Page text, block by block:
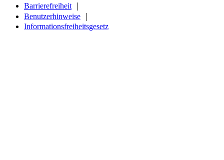
Barrierefreiheit
Benutzerhinweise
Informationsfreiheitsgesetz